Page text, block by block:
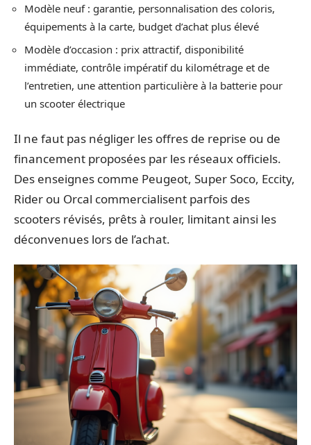
Modèle neuf : garantie, personnalisation des coloris,
équipements à la carte, budget d’achat plus élevé
Modèle d’occasion : prix attractif, disponibilité
immédiate, contrôle impératif du kilométrage et de
l’entretien, une attention particulière à la batterie pour
un scooter électrique
Il ne faut pas négliger les offres de reprise ou de
financement proposées par les réseaux officiels.
Des enseignes comme Peugeot, Super Soco, Eccity,
Rider ou Orcal commercialisent parfois des
scooters révisés, prêts à rouler, limitant ainsi les
déconvenues lors de l’achat.